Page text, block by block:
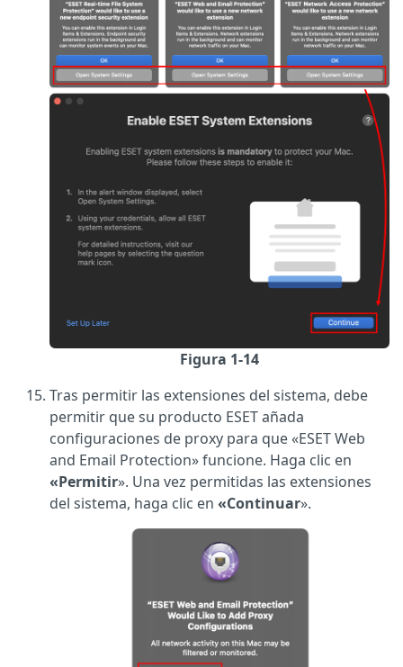
Figura 1-14
Tras permitir las extensiones del sistema, debe
permitir que su producto ESET añada
configuraciones de proxy para que «ESET Web
and Email Protection» funcione. Haga clic en
«Permitir». Una vez permitidas las extensiones
del sistema, haga clic en «Continuar».